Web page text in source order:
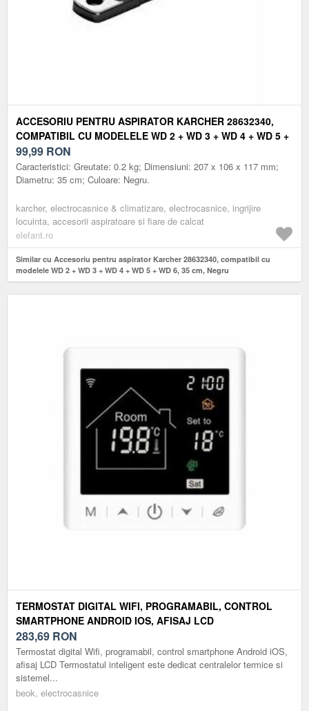
ACCESORIU PENTRU ASPIRATOR KARCHER 28632340,
COMPATIBIL CU MODELELE WD 2 + WD 3 + WD 4 + WD 5 +
WD 6, 35 CM, NEGRU
99,99 RON
Caracteristici: Greutate: 0.2 kg; Dimensiuni: 207 x 106 x 117 mm;
Diametru: 35 cm; Culoare: Negru.
karcher, electrocasnice & climatizare, electrocasnice, ingrijire
locuinta, accesorii aspiratoare si fiare de calcat
elefant.ro
Similar cu Accesoriu pentru aspirator Karcher 28632340, compatibil cu
modelele WD 2 + WD 3 + WD 4 + WD 5 + WD 6, 35 cm, Negru
TERMOSTAT DIGITAL WIFI, PROGRAMABIL, CONTROL
SMARTPHONE ANDROID IOS, AFISAJ LCD
283,69 RON
Termostat digital Wifi, programabil, control smartphone Android iOS,
afisaj LCD Termostatul inteligent este dedicat centralelor termice si
sistemel...
beok, electrocasnice